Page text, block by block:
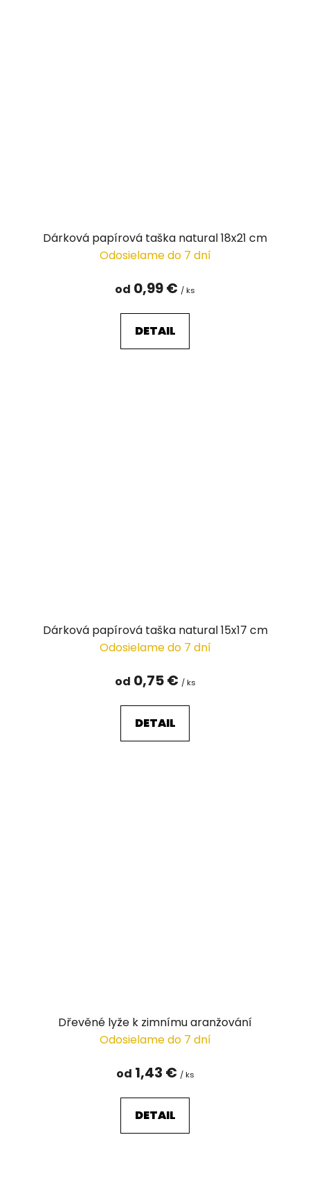
Dárková papírová taška natural 18x21 cm
Odosielame do 7 dní
od 0,99 € / ks
DETAIL
Dárková papírová taška natural 15x17 cm
Odosielame do 7 dní
od 0,75 € / ks
DETAIL
Dřevěné lyže k zimnímu aranžování
Odosielame do 7 dní
od 1,43 € / ks
DETAIL